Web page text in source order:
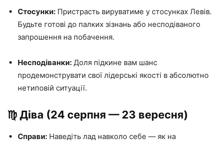
Стосунки: Пристрасть вируватиме у стосунках Левів.
Будьте готові до палких зізнань або несподіваного
запрошення на побачення.
Несподіванки: Доля підкине вам шанс
продемонструвати свої лідерські якості в абсолютно
нетиповій ситуації.
♍️ Діва (24 серпня — 23 вересня)
Справи: Наведіть лад навколо себе — як на